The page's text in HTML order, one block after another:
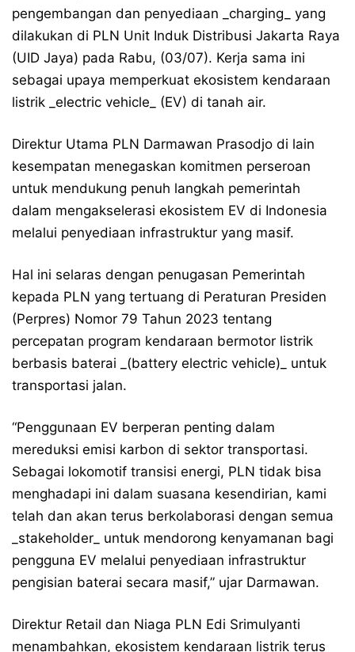
pengembangan dan penyediaan _charging_ yang
dilakukan di PLN Unit Induk Distribusi Jakarta Raya
(UID Jaya) pada Rabu, (03/07). Kerja sama ini
sebagai upaya memperkuat ekosistem kendaraan
listrik _electric vehicle_ (EV) di tanah air.
Direktur Utama PLN Darmawan Prasodjo di lain
kesempatan menegaskan komitmen perseroan
untuk mendukung penuh langkah pemerintah
dalam mengakselerasi ekosistem EV di Indonesia
melalui penyediaan infrastruktur yang masif.
Hal ini selaras dengan penugasan Pemerintah
kepada PLN yang tertuang di Peraturan Presiden
(Perpres) Nomor 79 Tahun 2023 tentang
percepatan program kendaraan bermotor listrik
berbasis baterai _(battery electric vehicle)_ untuk
transportasi jalan.
“Penggunaan EV berperan penting dalam
mereduksi emisi karbon di sektor transportasi.
Sebagai lokomotif transisi energi, PLN tidak bisa
menghadapi ini dalam suasana kesendirian, kami
telah dan akan terus berkolaborasi dengan semua
_stakeholder_ untuk mendorong kenyamanan bagi
pengguna EV melalui penyediaan infrastruktur
pengisian baterai secara masif,” ujar Darmawan.
Direktur Retail dan Niaga PLN Edi Srimulyanti
menambahkan, ekosistem kendaraan listrik terus